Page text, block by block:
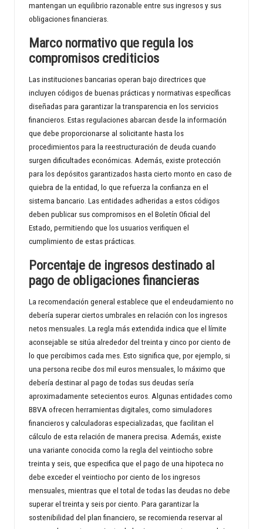
mantengan un equilibrio razonable entre sus ingresos y sus
obligaciones financieras.
Marco normativo que regula los
compromisos crediticios
Las instituciones bancarias operan bajo directrices que
incluyen códigos de buenas prácticas y normativas específicas
diseñadas para garantizar la transparencia en los servicios
financieros. Estas regulaciones abarcan desde la información
que debe proporcionarse al solicitante hasta los
procedimientos para la reestructuración de deuda cuando
surgen dificultades económicas. Además, existe protección
para los depósitos garantizados hasta cierto monto en caso de
quiebra de la entidad, lo que refuerza la confianza en el
sistema bancario. Las entidades adheridas a estos códigos
deben publicar sus compromisos en el Boletín Oficial del
Estado, permitiendo que los usuarios verifiquen el
cumplimiento de estas prácticas.
Porcentaje de ingresos destinado al
pago de obligaciones financieras
La recomendación general establece que el endeudamiento no
debería superar ciertos umbrales en relación con los ingresos
netos mensuales. La regla más extendida indica que el límite
aconsejable se sitúa alrededor del treinta y cinco por ciento de
lo que percibimos cada mes. Esto significa que, por ejemplo, si
una persona recibe dos mil euros mensuales, lo máximo que
debería destinar al pago de todas sus deudas sería
aproximadamente setecientos euros. Algunas entidades como
BBVA ofrecen herramientas digitales, como simuladores
financieros y calculadoras especializadas, que facilitan el
cálculo de esta relación de manera precisa. Además, existe
una variante conocida como la regla del veintiocho sobre
treinta y seis, que especifica que el pago de una hipoteca no
debe exceder el veintiocho por ciento de los ingresos
mensuales, mientras que el total de todas las deudas no debe
superar el treinta y seis por ciento. Para garantizar la
sostenibilidad del plan financiero, se recomienda reservar al